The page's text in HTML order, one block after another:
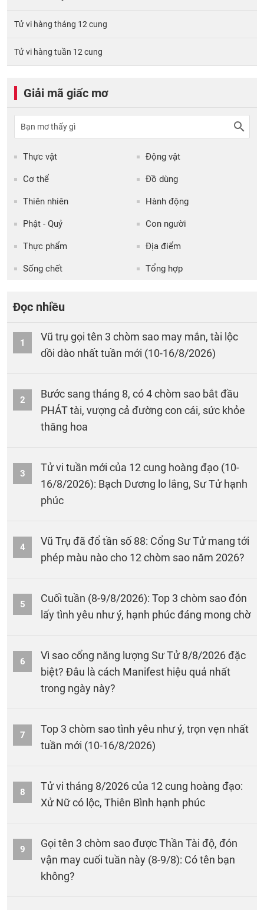
Tử vi hàng tháng 12 cung
Tử vi hàng tuần 12 cung
Giải mã giấc mơ
Thực vật Động vật
Cơ thể Đồ dùng
Thiên nhiên Hành động
Phật - Quỷ Con người
Thực phẩm Địa điểm
Sống chết Tổng hợp
Đọc nhiều
1
Vũ trụ gọi tên 3 chòm sao may mắn, tài lộc
dồi dào nhất tuần mới (10-16/8/2026)
2
Bước sang tháng 8, có 4 chòm sao bắt đầu
PHÁT tài, vượng cả đường con cái, sức khỏe
thăng hoa
3
Tử vi tuần mới của 12 cung hoàng đạo (10-
16/8/2026): Bạch Dương lo lắng, Sư Tử hạnh
phúc
4
Vũ Trụ đã đổ tần số 88: Cổng Sư Tử mang tới
phép màu nào cho 12 chòm sao năm 2026?
5
Cuối tuần (8-9/8/2026): Top 3 chòm sao đón
lấy tình yêu như ý, hạnh phúc đáng mong chờ
6
Vì sao cổng năng lượng Sư Tử 8/8/2026 đặc
biệt? Đâu là cách Manifest hiệu quả nhất
trong ngày này?
7
Top 3 chòm sao tình yêu như ý, trọn vẹn nhất
tuần mới (10-16/8/2026)
8
Tử vi tháng 8/2026 của 12 cung hoàng đạo:
Xử Nữ có lộc, Thiên Bình hạnh phúc
9
Gọi tên 3 chòm sao được Thần Tài độ, đón
vận may cuối tuần này (8-9/8): Có tên bạn
không?